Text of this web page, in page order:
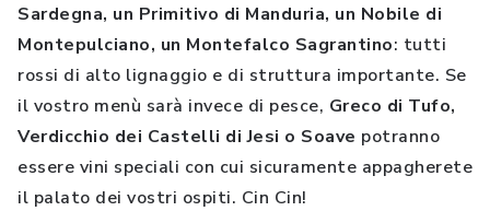
Sardegna, un Primitivo di Manduria, un Nobile di
Montepulciano, un Montefalco Sagrantino: tutti
rossi di alto lignaggio e di struttura importante. Se
il vostro menù sarà invece di pesce, Greco di Tufo,
Verdicchio dei Castelli di Jesi o Soave potranno
essere vini speciali con cui sicuramente appagherete
il palato dei vostri ospiti. Cin Cin!